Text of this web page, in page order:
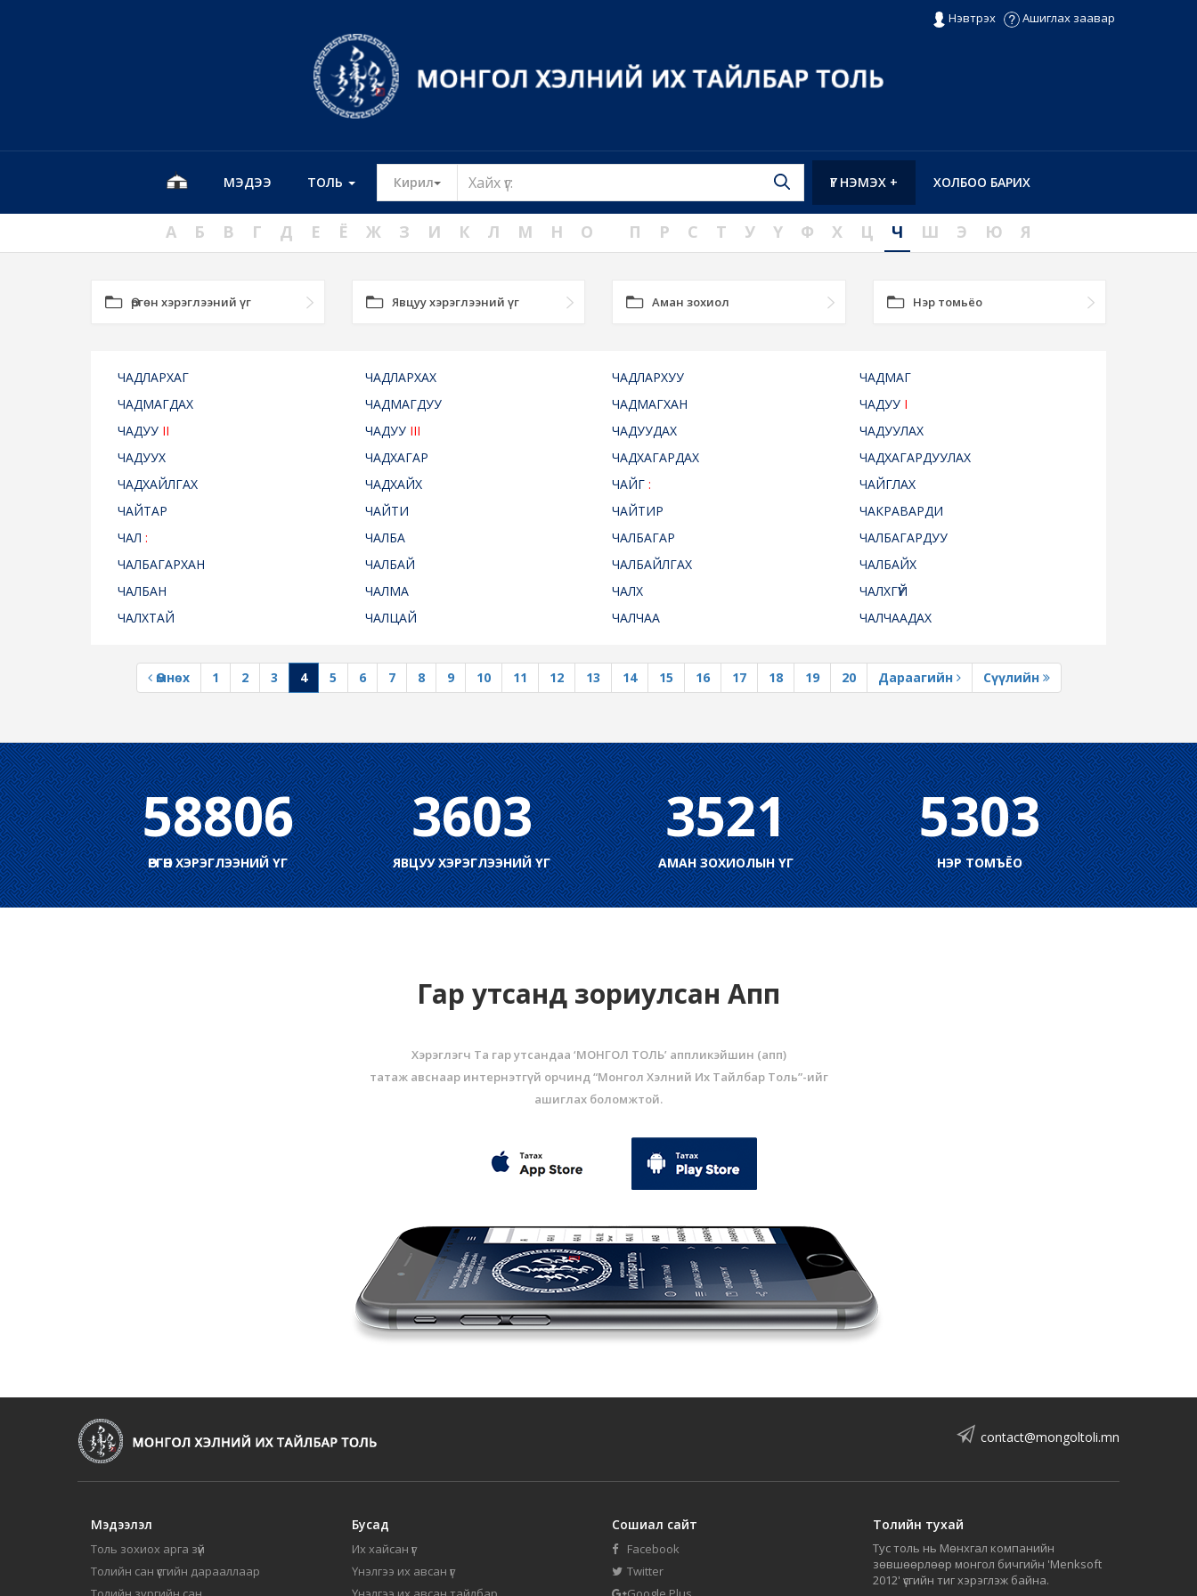
Нэвтрэх Ашиглах заавар
МЭДЭЭ ТОЛЬ Кирил Toggle Dropdown ХОЛБОО БАРИХ
ҮГ НЭМЭХ +
А Б В Г Д Е Ё Ж З И К Л М Н О П Р С Т У Ү Ф Х Ц Ч Ш Э Ю Я
Өргөн хэрэглээний үг Явцуу хэрэглээний үг Аман зохиол Нэр томьёо
ЧАДЛАРХАГ ЧАДЛАРХАХ ЧАДЛАРХУУ
ЧАДМАГ
ЧАДМАГДАХ
ЧАДМАГДУУ ЧАДМАГХАН ЧАДУУ I
ЧАДУУ II ЧАДУУ III ЧАДУУДАХ
ЧАДУУЛАХ
ЧАДУУХ
ЧАДХАГАР ЧАДХАГАРДАХ
ЧАДХАГАРДУУЛАХ
ЧАДХАЙЛГАХ
ЧАДХАЙХ ЧАЙГ :
ЧАЙГЛАХ
ЧАЙТАР
ЧАЙТИ ЧАЙТИР
ЧАКРАВАРДИ
ЧАЛ : ЧАЛБА ЧАЛБАГАР
ЧАЛБАГАРДУУ
ЧАЛБАГАРХАН
ЧАЛБАЙ ЧАЛБАЙЛГАХ
ЧАЛБАЙХ
ЧАЛБАН
ЧАЛМА ЧАЛХ
ЧАЛХГҮЙ
ЧАЛХТАЙ
ЧАЛЦАЙ ЧАЛЧАА ЧАЛЧААДАХ
Өмнөх 1 2 3 4 5 6 7 8 9 10 11 12 13 14 15 16 17 18 19 20 Дараагийн Сүүлийн
58806
ӨРГӨН ХЭРЭГЛЭЭНИЙ ҮГ
3603
ЯВЦУУ ХЭРЭГЛЭЭНИЙ ҮГ
3521
АМАН ЗОХИОЛЫН ҮГ
5303
НЭР ТОМЪЁО
Гар утсанд зориулсан Апп
Хэрэглэгч Та гар утсандаа ‘МОНГОЛ ТОЛЬ’ аппликэйшин (aпп)
татаж авснаар интернэтгүй орчинд “Монгол Хэлний Их Тайлбар Толь”-ийг
ашиглах боломжтой.
contact@mongoltoli.mn
Мэдээлэл
Толь зохиох арга зүй
Толийн сан үсгийн дарааллаар
Бусад
Их хайсан үг
Үнэлгээ их авсан үг
Сошиал сайт
Facebook
Twitter
Толийн тухай
Тус толь нь Мөнхгал компанийн
зөвшөөрлөөр монгол бичгийн 'Menksoft
2012' үсгийн тиг хэрэглэж байна.